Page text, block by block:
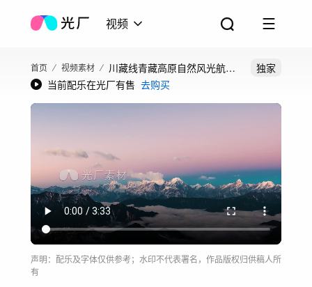
视频
首页 视频素材
川藏线青藏高原自然风光航拍
延时
独家
当前配乐在光厂有售 去购买
声明：配乐及字体仅供参考；水印不代表署名，作品版权归供稿人所
有